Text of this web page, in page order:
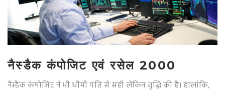
नैस्डैक कंपोजिट एवं रसेल 2000
नैस्डैक कंपोजिट ने भी धीमी गति से सही लेकिन वृद्धि की है। हालांकि,